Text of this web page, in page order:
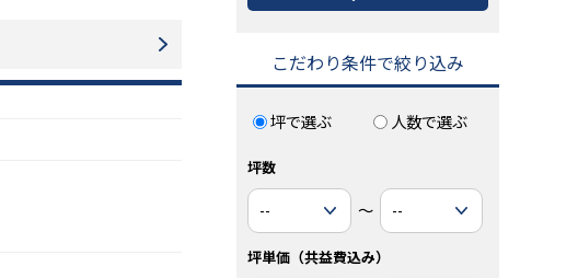
こだわり条件で絞り込み
坪で選ぶ 人数で選ぶ
坪数
～
坪単価（共益費込み）